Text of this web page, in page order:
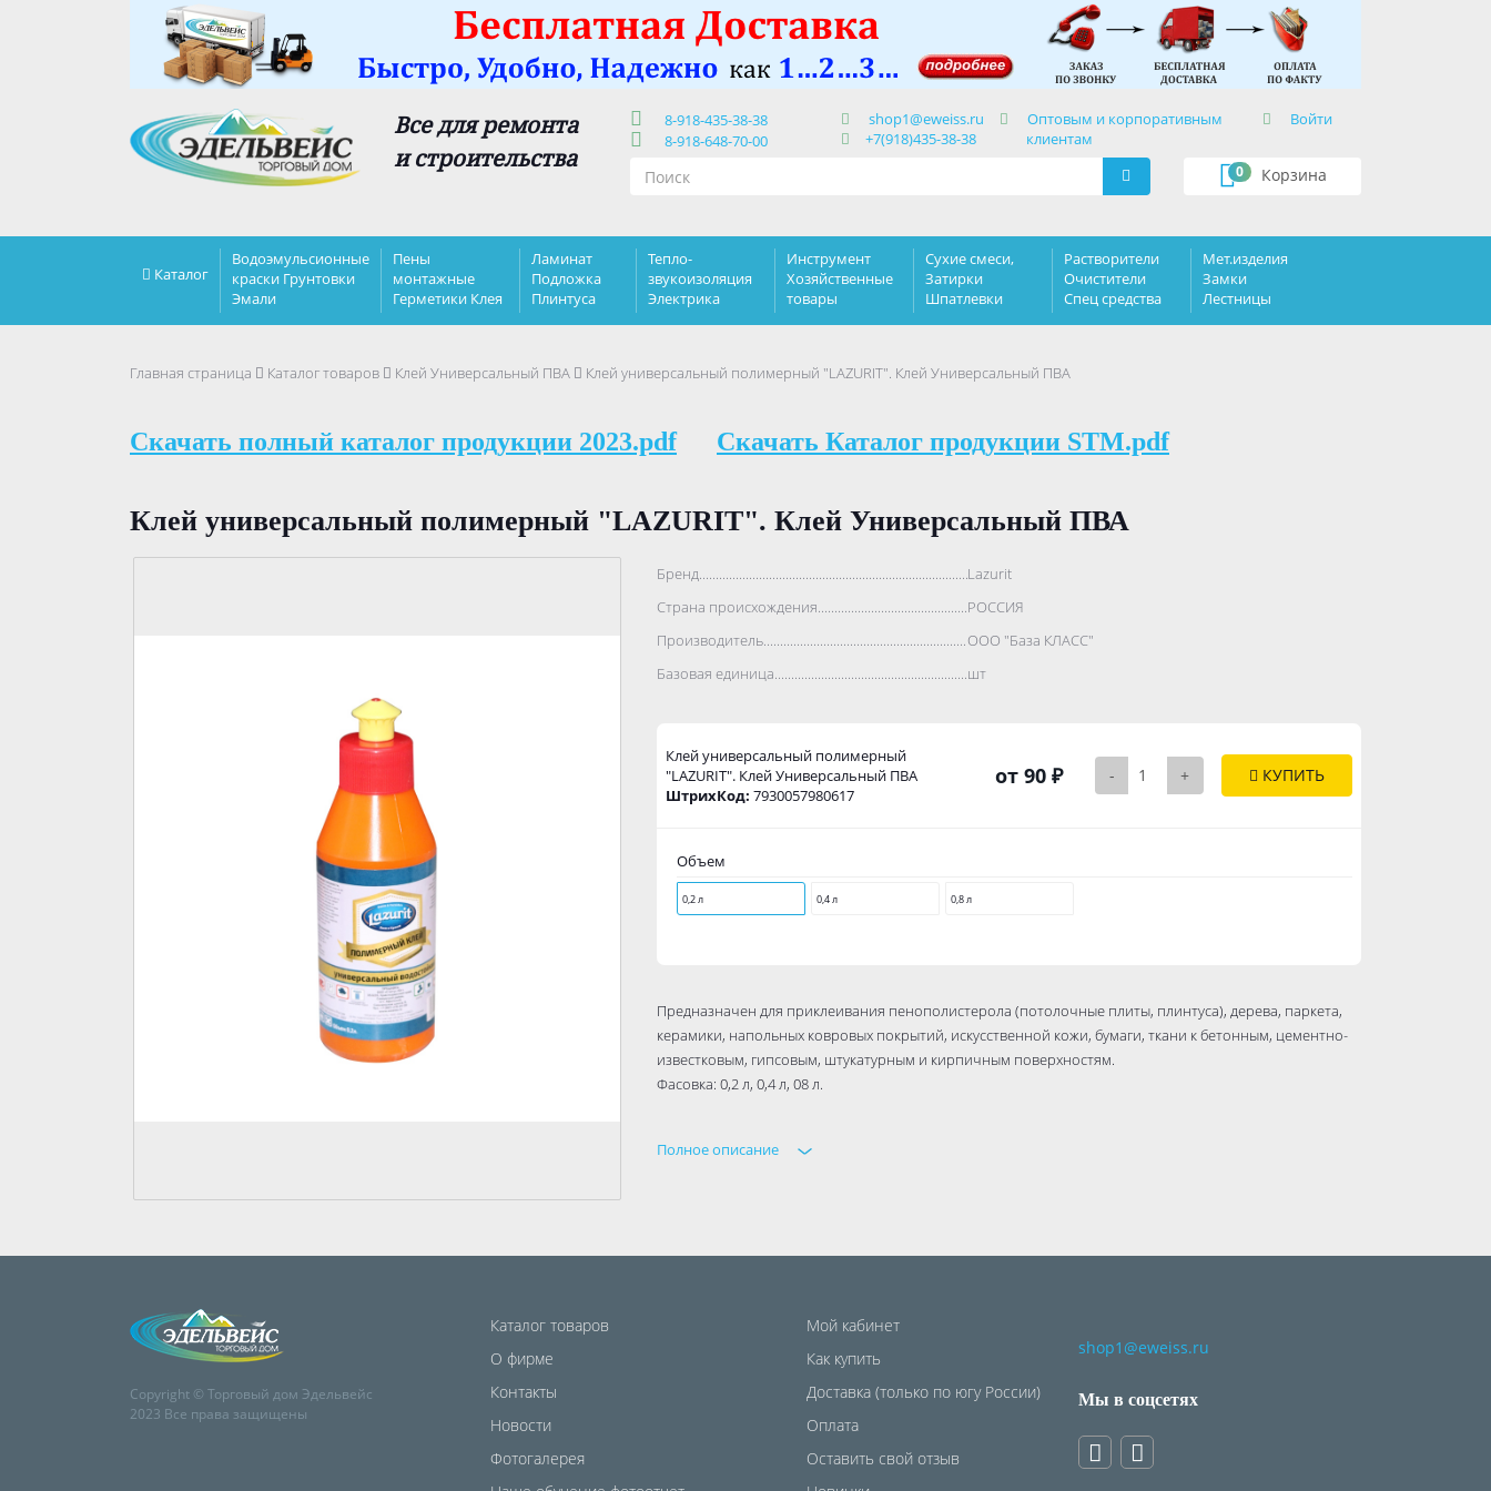
Все для ремонта
и строительства
8-918-435-38-38
8-918-648-70-00
shop1@eweiss.ru
+7(918)435-38-38
Оптовым и корпоративным
клиентам
Войти
Корзина
0
Каталог
Водоэмульсионные
краски Грунтовки
Эмали
Пены
монтажные
Герметики Клея
Ламинат
Подложка
Плинтуса
Тепло-
звукоизоляция
Электрика
Инструмент
Хозяйственные
товары
Сухие смеси,
Затирки
Шпатлевки
Растворители
Очистители
Спец средства
Мет.изделия
Замки
Лестницы
Главная страница Каталог товаров Клей Универсальный ПВА Клей универсальный полимерный "LAZURIT". Клей Универсальный ПВА
Скачать полный каталог продукции 2023.pdf Скачать Каталог продукции STM.pdf
Клей универсальный полимерный "LAZURIT". Клей Универсальный ПВА
Бренд..................................................................................Lazurit
Страна происхождения..................................................................................
РОССИЯ
Производитель..................................................................................
ООО "База КЛАСС"
Базовая единица..................................................................................
шт
Клей универсальный полимерный
"LAZURIT". Клей Универсальный ПВА
ШтрихКод: 7930057980617
от 90 ₽ - + КУПИТЬ
Объем
0,2 л 0,4 л 0,8 л
Предназначен для приклеивания пенополистерола (потолочные плиты, плинтуса), дерева, паркета,
керамики, напольных ковровых покрытий, искусственной кожи, бумаги, ткани к бетонным, цементно-
известковым, гипсовым, штукатурным и кирпичным поверхностям.
Фасовка: 0,2 л, 0,4 л, 08 л.
Полное описание
Copyright © Торговый дом Эдельвейс
2023 Все права защищены
Каталог товаров
О фирме
Контакты
Новости
Фотогалерея
Мой кабинет
Как купить
Доставка (только по югу России)
Оплата
Оставить свой отзыв
shop1@eweiss.ru
Мы в соцсетях